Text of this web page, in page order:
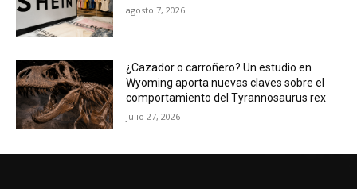
agosto 7, 2026
¿Cazador o carroñero? Un estudio en
Wyoming aporta nuevas claves sobre el
comportamiento del Tyrannosaurus rex
julio 27, 2026